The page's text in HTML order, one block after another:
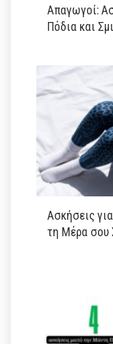
Απαγωγοί:
Πόδια και
Ασκήσεις
τη Μέρα